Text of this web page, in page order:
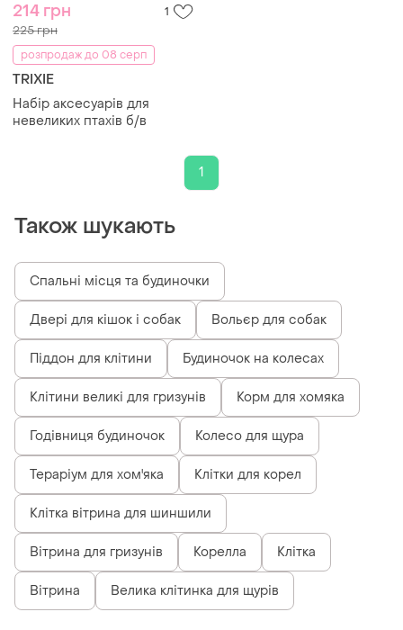
214 грн 1
225 грн
розпродаж до 08 серп
TRIXIE
Набір аксесуарів для
невеликих птахів б/в
1
Також шукають
Спальні місця та будиночки
Двері для кішок і собак Вольєр для собак
Піддон для клітини Будиночок на колесах
Клітини великі для гризунів Корм для хомяка
Годівниця будиночок Колесо для щура
Тераріум для хом'яка Клітки для корел
Клітка вітрина для шиншили
Вітрина для гризунів Корелла Клітка
Вітрина Велика клітинка для щурів